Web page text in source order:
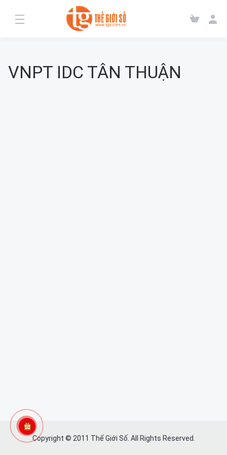
VNPT IDC TÂN THUẬN
Copyright © 2011 Thế Giới Số. All Rights Reserved.